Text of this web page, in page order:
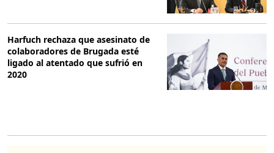
Harfuch rechaza que asesinato de
colaboradores de Brugada esté
ligado al atentado que sufrió en
2020